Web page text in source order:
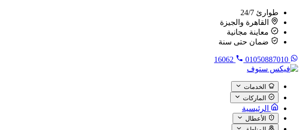
طوارئ 24/7
القاهرة والجيزة
معاينة مجانية
ضمان حتى سنة
01050887010
16062
الخدمات
الماركات
الرئيسية
الأعطال